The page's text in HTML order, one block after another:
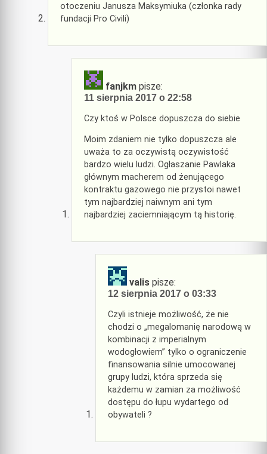
otoczeniu Janusza Maksymiuka (członka rady
fundacji Pro Civili)
fanjkm pisze:
11 sierpnia 2017 o 22:58
Czy ktoś w Polsce dopuszcza do siebie
Moim zdaniem nie tylko dopuszcza ale
uważa to za oczywistą oczywistość
bardzo wielu ludzi. Ogłaszanie Pawlaka
głównym macherem od żenującego
kontraktu gazowego nie przystoi nawet
tym najbardziej naiwnym ani tym
najbardziej zaciemniającym tą historię.
valis pisze:
12 sierpnia 2017 o 03:33
Czyli istnieje możliwość, że nie
chodzi o „megalomanię narodową w
kombinacji z imperialnym
wodogłowiem” tylko o ograniczenie
finansowania silnie umocowanej
grupy ludzi, która sprzeda się
każdemu w zamian za możliwość
dostępu do łupu wydartego od
obywateli ?